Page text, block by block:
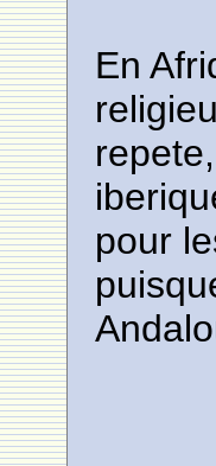
En
pour